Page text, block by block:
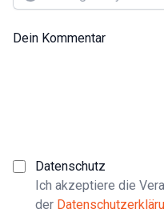
Dein Kommentar
Datenschutz
Ich akzeptiere die
der